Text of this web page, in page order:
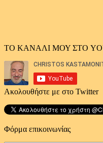
ΤΟ ΚΑΝΑΛΙ ΜΟΥ ΣΤΟ
Ακολουθήστε με στο Twitter
Φόρμα επικοινωνίας